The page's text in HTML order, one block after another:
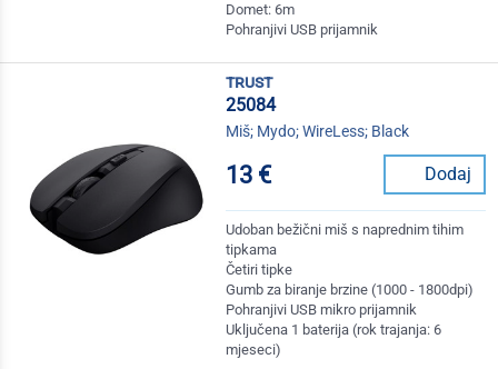
Domet: 6m
Pohranjivi USB prijamnik
trust
25084
Miš; Mydo; WireLess; Black
13 € Dodaj
Udoban bežični miš s naprednim tihim
tipkama
Četiri tipke
Gumb za biranje brzine (1000 - 1800dpi)
Pohranjivi USB mikro prijamnik
Uključena 1 baterija (rok trajanja: 6
mjeseci)